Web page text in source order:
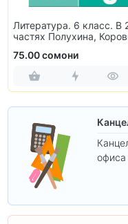
Литература. 6 класс. В
частях Полухина,
75.00 сомони